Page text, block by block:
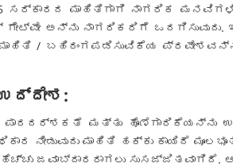
ಮಾಹಿತಿಗಾಗಿ ನಾಗರಿಕ
ಅನ್ನು ನಾಗರಿಕರಿಗೆ
ಮಾಹಿತಿ / ಬಹಿರಂಗಪಡಿಸುವಿಕೆಯ
ಮತ್ತು ಹೊಣೆಗಾರಿಕೆಯನ್ನು
ನೀಡುವುದು ಮಾಹಿತಿ ಹಕ್ಕು
ಜವಾಬ್ದಾರರಾಗಲು